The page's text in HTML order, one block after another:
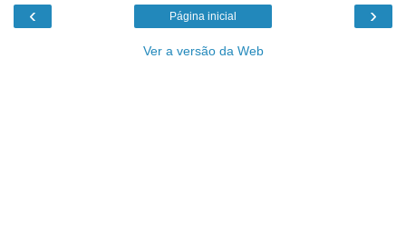
‹ ›
Página inicial
Ver a versão da Web